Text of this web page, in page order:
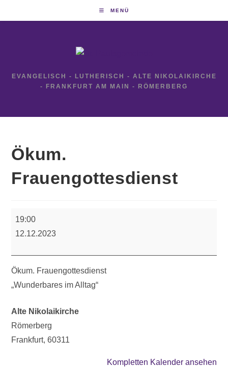
MENÜ
EVANGELISCH - LUTHERISCH - ALTE NIKOLAIKIRCHE
- FRANKFURT AM MAIN - RÖMERBERG
Ökum.
Frauengottesdienst
19:00
12.12.2023
Ökum. Frauengottesdienst
„Wunderbares im Alltag“
Alte Nikolaikirche
Römerberg
Frankfurt,60311
Kompletten Kalender ansehen